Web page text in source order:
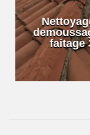
faitage